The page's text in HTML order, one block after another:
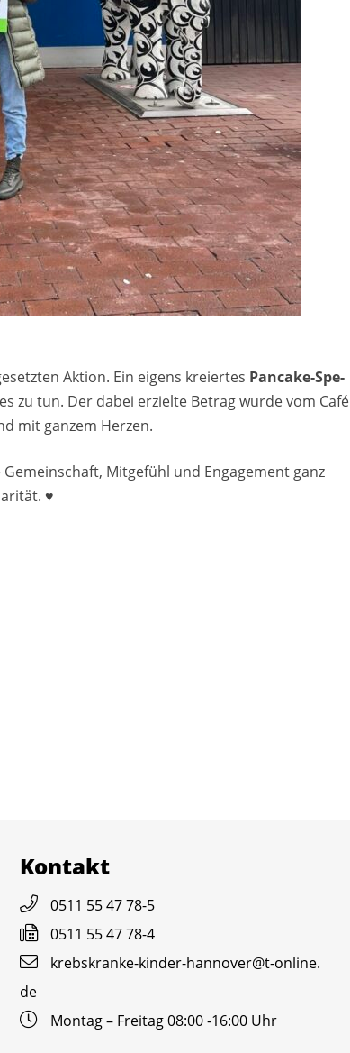
Ak­ti­on. Ein ei­gens kre­iertes Pan­ca­ke-Spe­
zu tun. Der dabei er­ziel­te Be­trag wurde vom Café
mit gan­zem Her­zen.
Mit­ge­fühl und En­ga­ge­ment ganz
♥
Kon­takt
0511 55 47 78-5
0511 55 47 78-4
krebs­kran­ke-kin­der-han­no­ver@​t-​online.​
de
Mon­tag – Frei­tag 08:00 -16:00 Uhr